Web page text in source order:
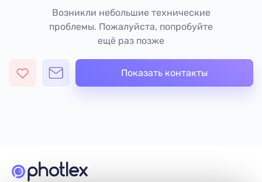
Возникли небольшие технические
проблемы. Пожалуйста, попробуйте
ещё раз позже
Показать контакты